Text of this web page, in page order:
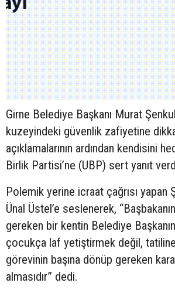
Girne Belediye Başkanı Murat Şenkul,
kuzeyindeki güvenlik zafiyetine
açıklamalarının ardından kendisini
Birlik Partisi’ne (UBP) sert yanıt
Polemik yerine icraat çağrısı yapan
Ünal Üstel’e seslenerek,
gereken bir kentin Belediye
çocukça laf yetiştirmek değil,
görevinin başına dönüp gereken
almasıdır” dedi.